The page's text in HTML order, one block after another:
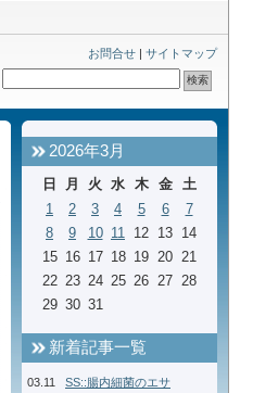
お問合せ | サイトマップ
2026年3月
日 月 火 水 木 金
土
1
2 3 4 5 6
7
8
9 10 11 12 13 14
15 16 17 18 19 20 21
22 23 24 25 26 27 28
29 30 31
新着記事一覧
03.11
SS::腸内細菌のエサ